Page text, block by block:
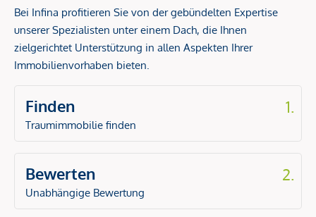
Bei Infina profitieren Sie von der gebündelten Expertise
unserer Spezialisten unter einem Dach, die Ihnen
zielgerichtet Unterstützung in allen Aspekten Ihrer
Immobilienvorhaben bieten.
Finden
Traumimmobilie finden
1.
Bewerten
Unabhängige Bewertung
2.